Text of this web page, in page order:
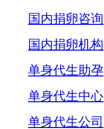
国内捐卵咨询
国内捐卵机构
单身代生助孕
单身代生中心
单身代生公司